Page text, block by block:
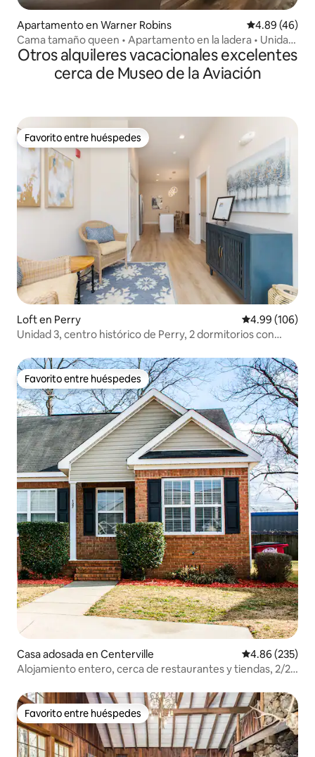
Apartamento en Warner Robins Calificación
4.89 (46)
Cama tamaño queen • Apartamento en la ladera • Unidad
A
Otros alquileres vacacionales excelentes
cerca de Museo de la Aviación
Favorito entre huéspedes
Favorito entre huéspedes
Loft en Perry Calificación
4.99 (106)
Unidad 3, centro histórico de Perry, 2 dormitorios con
Favorito entre huéspedes
Favorito entre huéspedes
Casa adosada en Centerville Calificación
4.86 (235)
Alojamiento entero, cerca de restaurantes y tiendas, 2/2
Favorito entre huéspedes
Favorito entre huéspedes